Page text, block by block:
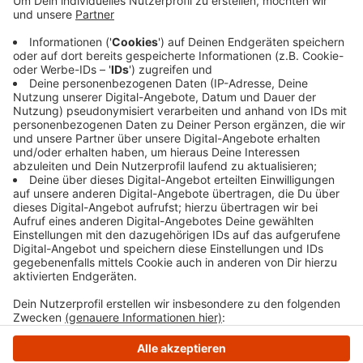
starke Strömung konnte die Fahrrinne auf der
Strecke bisher aber nicht kontrolliert werden. Die
Stadtwerke hoffen, dass dies noch diese Woche
passiert. Am 19. April solls dann los gehen für die
MS Schwalbe
Veröffentlicht:Montag, 03.04.2023 18:06
Anzeige